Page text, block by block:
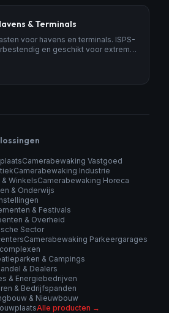
& Terminals
voor havens en terminals. ISPS-
en geschikt voor extreme
Camerabewaking Vastgoed
Camerabewaking Industrie
WinkelsCamerabewaking Horeca
& Onderwijs
& Festivals
& Overheid
Sector
Camerabewaking Parkeergarages
& Campings
& Dealers
& Energiebedrijven
& Bedrijfspanden
& Nieuwbouw
Alle producten →